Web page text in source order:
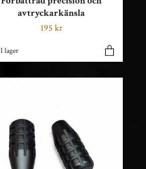
avtryckarkänsla
195 kr
I lager